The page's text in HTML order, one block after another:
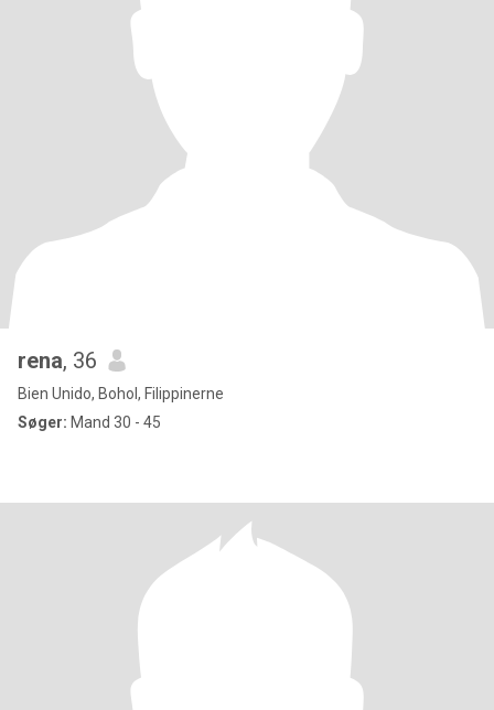
rena, 36
Bien Unido, Bohol, Filippinerne
Søger: Mand 30 - 45